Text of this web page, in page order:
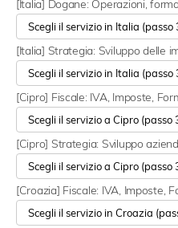
[Italia] Dogane: Operazioni,
[Italia] Strategia: Sviluppo delle
[Cipro] Fiscale: IVA, Imposte,
[Cipro] Strategia: Sviluppo
[Croazia] Fiscale: IVA, Imposte,